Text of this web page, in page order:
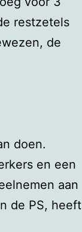
restzetels
de
doen.
en een
aan
de PS, heeft